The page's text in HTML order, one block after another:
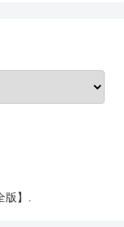
版】.